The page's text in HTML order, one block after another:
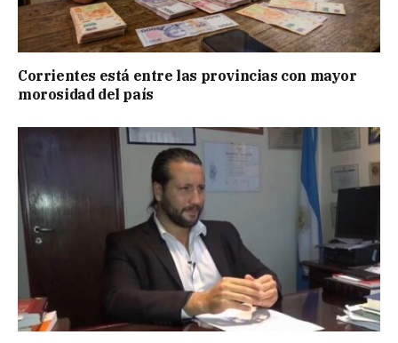
Corrientes está entre las provincias con mayor
morosidad del país